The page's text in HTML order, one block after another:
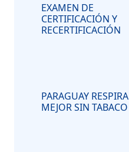
EXAMEN DE
CERTIFICACIÓN Y
RECERTIFICACIÓN
PARAGUAY RESPIRA
MEJOR SIN TABACO